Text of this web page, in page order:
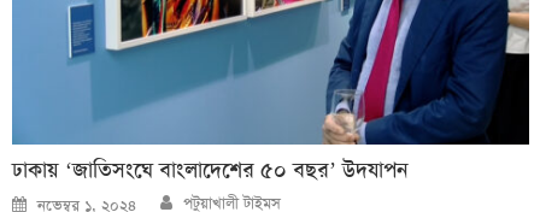
ঢাকায় ‘জাতিসংঘে বাংলাদেশের ৫০ বছর’ উদযাপন
Posted
নভেম্বর ১, ২০২৪ Author
পটুয়াখালী টাইমস